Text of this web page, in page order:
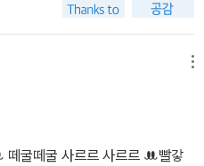
떼굴떼굴 사르르 사르르 ꔚ빨갛